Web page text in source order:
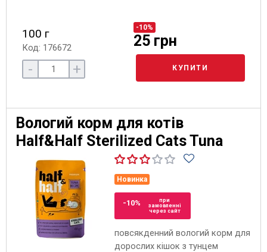
100 г
Код: 176672
-10%
25 грн
- + КУПИТИ
Вологий корм для котів
Half&Half Sterilized Cats Tuna
Новинка
-10%
при
замовленні
через сайт
повсякденний вологий корм для
дорослих кішок з тунцем